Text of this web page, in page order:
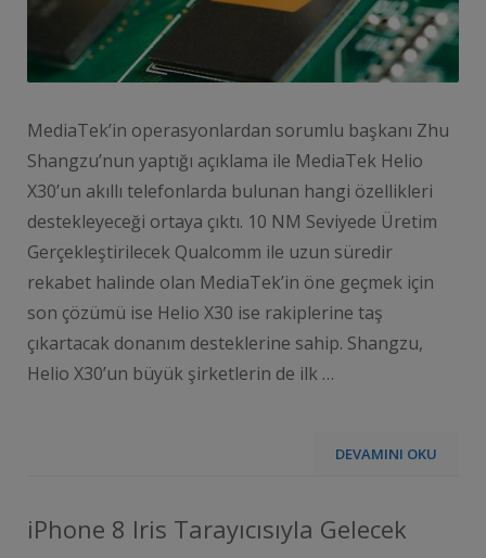
MediaTek’in operasyonlardan sorumlu başkanı Zhu
Shangzu’nun yaptığı açıklama ile MediaTek Helio
X30’un akıllı telefonlarda bulunan hangi özellikleri
destekleyeceği ortaya çıktı. 10 NM Seviyede Üretim
Gerçekleştirilecek Qualcomm ile uzun süredir
rekabet halinde olan MediaTek’in öne geçmek için
son çözümü ise Helio X30 ise rakiplerine taş
çıkartacak donanım desteklerine sahip. Shangzu,
Helio X30’un büyük şirketlerin de ilk …
DEVAMINI OKU
iPhone 8 Iris Tarayıcısıyla Gelecek